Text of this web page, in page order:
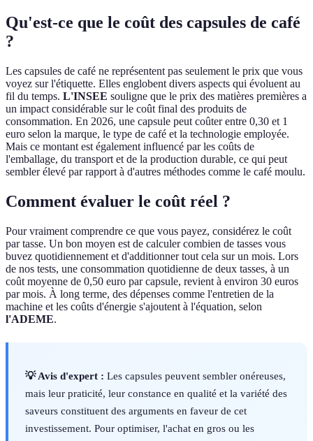
Qu'est-ce que le coût des capsules de café
?
Les capsules de café ne représentent pas seulement le prix que vous
voyez sur l'étiquette. Elles englobent divers aspects qui évoluent au
fil du temps. L'INSEE souligne que le prix des matières premières a
un impact considérable sur le coût final des produits de
consommation. En 2026, une capsule peut coûter entre 0,30 et 1
euro selon la marque, le type de café et la technologie employée.
Mais ce montant est également influencé par les coûts de
l'emballage, du transport et de la production durable, ce qui peut
sembler élevé par rapport à d'autres méthodes comme le café moulu.
Comment évaluer le coût réel ?
Pour vraiment comprendre ce que vous payez, considérez le coût
par tasse. Un bon moyen est de calculer combien de tasses vous
buvez quotidiennement et d'additionner tout cela sur un mois. Lors
de nos tests, une consommation quotidienne de deux tasses, à un
coût moyenne de 0,50 euro par capsule, revient à environ 30 euros
par mois. À long terme, des dépenses comme l'entretien de la
machine et les coûts d'énergie s'ajoutent à l'équation, selon
l'ADEME.
💡 Avis d'expert : Les capsules peuvent sembler onéreuses,
mais leur praticité, leur constance en qualité et la variété des
saveurs constituent des arguments en faveur de cet
investissement. Pour optimiser, l'achat en gros ou les